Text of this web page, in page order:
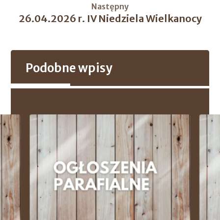
Następny
26.04.2026 r. IV Niedziela Wielkanocy
Podobne wpisy